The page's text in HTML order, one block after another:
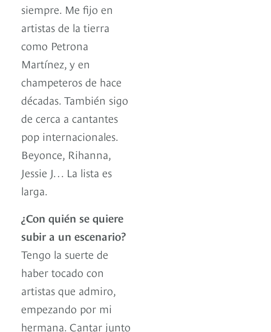
siempre. Me fijo en
artistas de la tierra
como Petrona
Martínez, y en
champeteros de hace
décadas. También sigo
de cerca a cantantes
pop internacionales.
Beyonce, Rihanna,
Jessie J… La lista es
larga.
¿Con quién se quiere
subir a un escenario?
Tengo la suerte de
haber tocado con
artistas que admiro,
empezando por mi
hermana. Cantar junto